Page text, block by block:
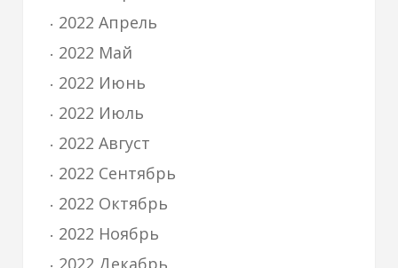
2022 Апрель
2022 Май
2022 Июнь
2022 Июль
2022 Август
2022 Сентябрь
2022 Октябрь
2022 Ноябрь
2022 Декабрь